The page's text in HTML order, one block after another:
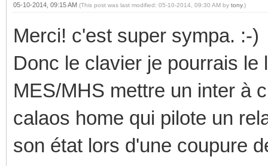
05-10-2014, 09:15 AM (This post was last modified: 05-10-2014, 09:30 AM by tony.)
Merci! c'est super sympa. :-)
Donc le clavier je pourrais
MES/MHS mettre un inter à
calaos home qui pilote un
son état lors d'une coupure